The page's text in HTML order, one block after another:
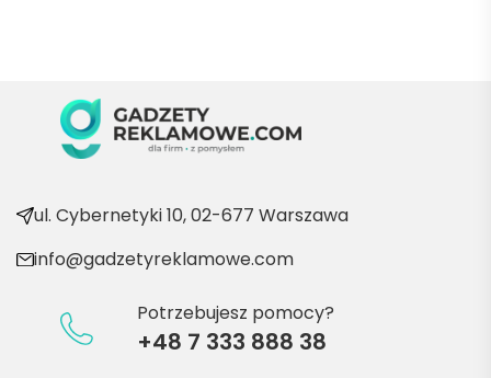
ul. Cybernetyki 10, 02-677 Warszawa
info@gadzetyreklamowe.com
Potrzebujesz pomocy?
+48 7 333 888 38